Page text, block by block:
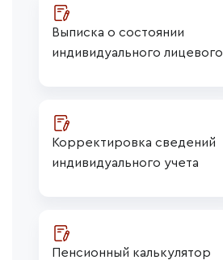
Выписка о состоянии
индивидуального лицевого
Корректировка сведений
индивидуального учета
Пенсионный калькулятор